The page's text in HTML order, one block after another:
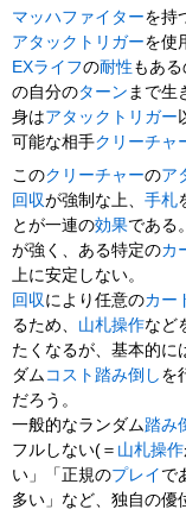
マッハファイターを持
アタックトリガーを使
EXライフの耐性 もあ
の自分のターン まで生
身はアタックトリガー
可能な相手クリーチャ
このクリーチャーのア
回 収が強制な上、手札
とが一連の効果である
が強く、ある特定のカ
上に安定しない。
回収 により任意のカー
るため、 山札操作など
たくなるが、基本的に
ダム コスト踏み倒し を
だろう。
一般的なランダム踏み
フルしない(＝ 山札操作
い」「正規のプレイ で
多い」など、独自の優